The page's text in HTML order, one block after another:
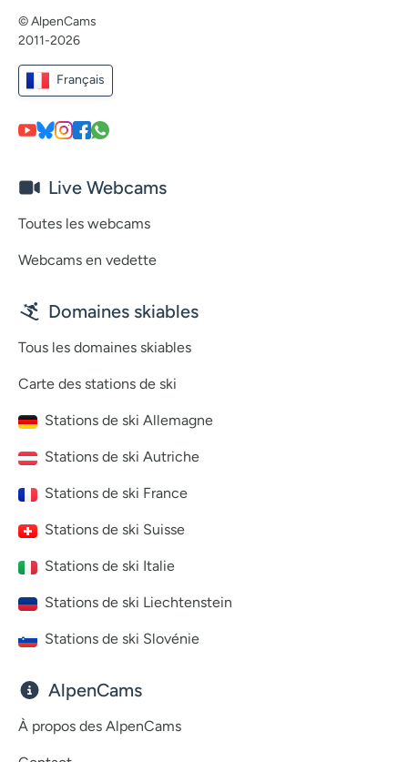
© AlpenCams
2011-2026
Français
Live Webcams
Toutes les webcams
Webcams en vedette
Domaines skiables
Tous les domaines skiables
Carte des stations de ski
Stations de ski Allemagne
Stations de ski Autriche
Stations de ski France
Stations de ski Suisse
Stations de ski Italie
Stations de ski Liechtenstein
Stations de ski Slovénie
AlpenCams
À propos des AlpenCams